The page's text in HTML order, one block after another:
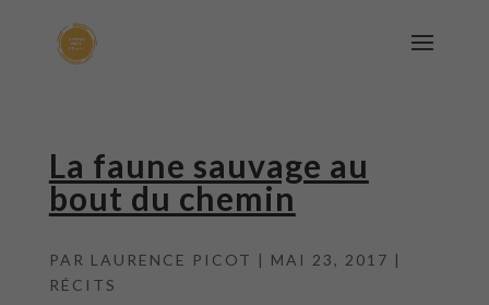
La faune sauvage au
bout du chemin
PAR LAURENCE PICOT | MAI 23, 2017 |
RÉCITS